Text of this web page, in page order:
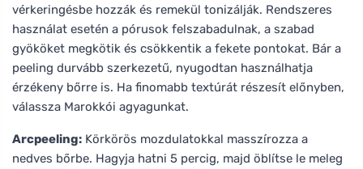
vérkeringésbe hozzák és remekül tonizálják. Rendszeres
használat esetén a pórusok felszabadulnak, a szabad
gyököket megkötik és csökkentik a fekete pontokat. Bár a
peeling durvább szerkezetű, nyugodtan használhatja
érzékeny bőrre is. Ha finomabb textúrát részesít előnyben,
válassza Marokkói agyagunkat.
Arcpeeling: Körkörös mozdulatokkal masszírozza a
nedves bőrbe. Hagyja hatni 5 percig, majd öblítse le meleg